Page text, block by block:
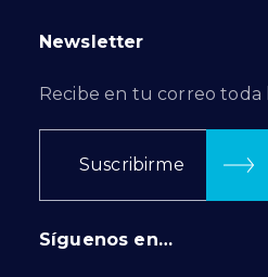
Newsletter
Recibe en tu correo toda
Suscribirme
Síguenos en…